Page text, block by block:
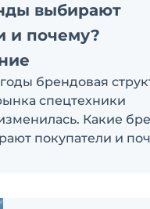
выбирают
и почему?
брендовая
спецтехники
Какие
покупатели и
лидерами
вопросы